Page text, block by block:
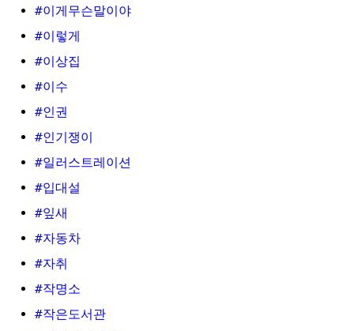
#이게무슨말이야
#이렇게
#이상집
#이수
#인권
#인기쟁이
#일러스트레이션
#입대설
#잎새
#자동차
#자취
#작명소
#작은도서관